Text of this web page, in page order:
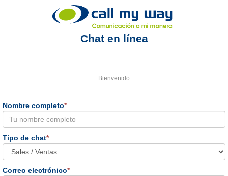
Chat en línea
Bienvenido
Nombre completo*
Tipo de chat*
Correo electrónico*